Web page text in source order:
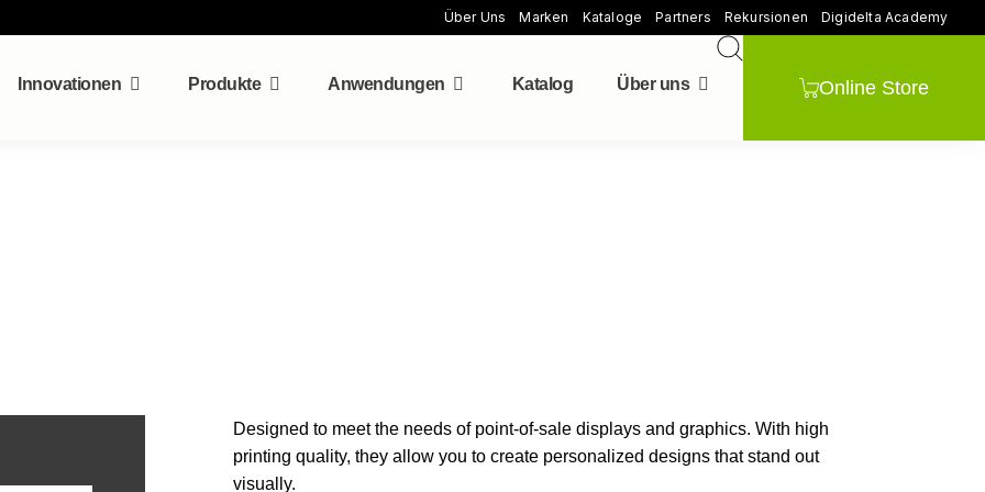
Über Uns Marken Kataloge Partners Rekursionen Digidelta Academy
Innovationen Produkte Anwendungen Katalog Über uns Online Store
Designed to meet the needs of point-of-sale displays and graphics. With high
printing quality, they allow you to create personalized designs that stand out
visually.